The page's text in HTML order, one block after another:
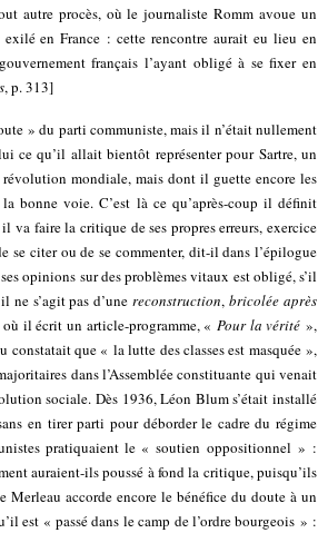
autre procès, où le journaliste Romm avoue un
en France : cette rencontre aurait eu lieu en
français l’ayant obligé à se fixer en
, p. 313]
» du parti communiste, mais il n’était nullement
ce qu’il allait bientôt représenter pour Sartre, un
mondiale, mais dont il guette encore les
bonne voie. C’est là ce qu’après-coup il définit
faire la critique de ses propres erreurs, exercice
se citer ou de se commenter, dit-il dans l’épilogue
opinions sur des problèmes vitaux est obligé, s’il
ne s’agit pas d’unereconstruction,bricolée après
il écrit un article-programme, « Pour la vérité »,
que « la lutte des classes est masquée »,
dans l’Assemblée constituante qui venait
sociale. Dès 1936, Léon Blum s’était installé
en tirer parti pour déborder le cadre du régime
pratiquaient le « soutien oppositionnel » :
auraient-ils poussé à fond la critique, puisqu’ils
accorde encore le bénéfice du doute à un
est « passé dans le camp de l’ordre bourgeois » :